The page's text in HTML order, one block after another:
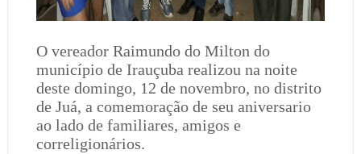
O vereador Raimundo do Milton do
município de Irauçuba realizou na noite
deste domingo, 12 de novembro, no distrito
de Juá, a comemoração de seu aniversario
ao lado de familiares, amigos e
correligionários.